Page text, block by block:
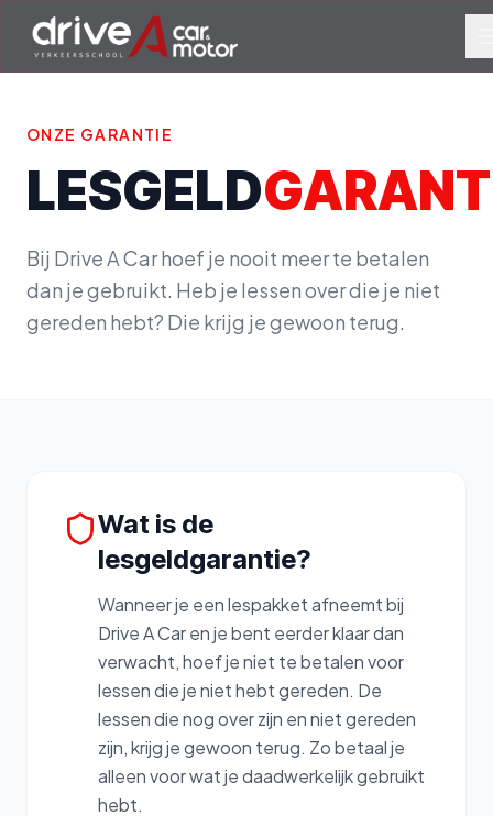
ONZE GARANTIE
LESGELD
Bij Drive A Car hoef je nooit meer te betalen
dan je gebruikt. Heb je lessen over die je niet
gereden hebt? Die krijg je gewoon terug.
Wat is de
lesgeldgarantie?
Wanneer je een lespakket afneemt bij
Drive A Car en je bent eerder klaar dan
verwacht, hoef je niet te betalen voor
lessen die je niet hebt gereden. De
lessen die nog over zijn en niet gereden
zijn, krijg je gewoon terug. Zo betaal je
alleen voor wat je daadwerkelijk gebruikt
hebt.